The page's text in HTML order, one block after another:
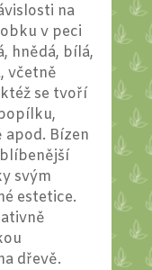
na
v peci
hnědá, bílá,
včetně
se tvoří
apod. Bízen
svým
estetice.
dřevě.